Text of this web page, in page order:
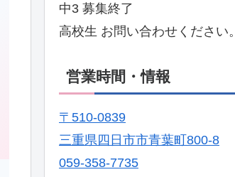
中3 募集終了
高校生 お問い合わせください。
営業時間・情報
〒510-0839
三重県四日市市青葉町800-8
059-358-7735